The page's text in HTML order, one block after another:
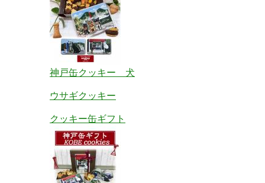
神戸缶クッキー 犬
ウサギクッキー
クッキー缶ギフト